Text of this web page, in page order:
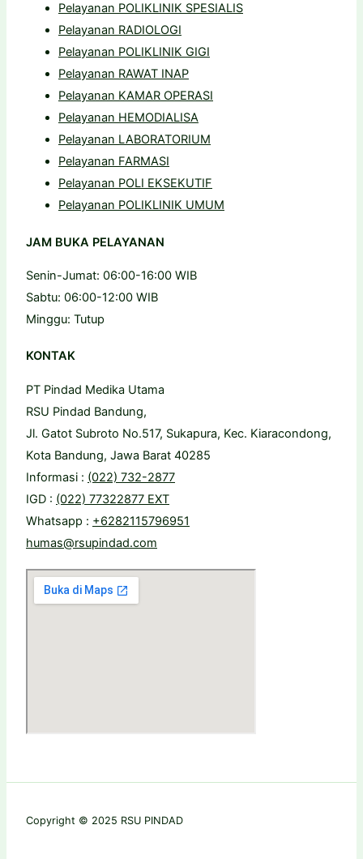
Pelayanan POLIKLINIK SPESIALIS
Pelayanan RADIOLOGI
Pelayanan POLIKLINIK GIGI
Pelayanan RAWAT INAP
Pelayanan KAMAR OPERASI
Pelayanan HEMODIALISA
Pelayanan LABORATORIUM
Pelayanan FARMASI
Pelayanan POLI EKSEKUTIF
Pelayanan POLIKLINIK UMUM
JAM BUKA PELAYANAN
Senin-Jumat: 06:00-16:00 WIB
Sabtu: 06:00-12:00 WIB
Minggu: Tutup
KONTAK
PT Pindad Medika Utama
RSU Pindad Bandung,
Jl. Gatot Subroto No.517, Sukapura, Kec. Kiaracondong,
Kota Bandung, Jawa Barat 40285
Informasi : (022) 732-2877
IGD : (022) 77322877 EXT
Whatsapp : +6282115796951
humas@rsupindad.com
Copyright © 2025 RSU PINDAD